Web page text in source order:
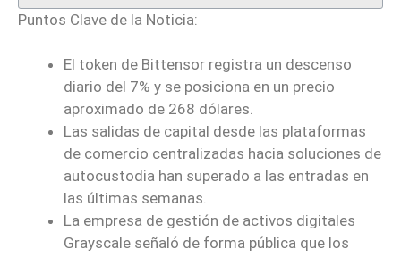
Puntos Clave de la Noticia:
El token de Bittensor registra un descenso
diario del 7% y se posiciona en un precio
aproximado de 268 dólares.
Las salidas de capital desde las plataformas
de comercio centralizadas hacia soluciones de
autocustodia han superado a las entradas en
las últimas semanas.
La empresa de gestión de activos digitales
Grayscale señaló de forma pública que los